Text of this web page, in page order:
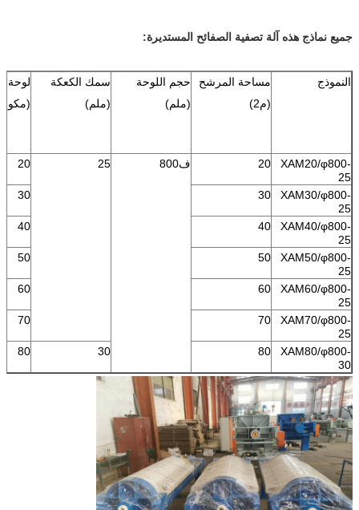
جميع نماذج هذه آلة تصفية الصفائح المستديرة:
النموذج
مساحة المرشح
(م2)
حجم اللوحة
(ملم)
سمك الكعكة
(ملم)
لوحة
XAM20/φ800-
25
20 ف800 25
20
XAM30/φ800-
25
30
30
XAM40/φ800-
25
40
40
XAM50/φ800-
25
50
50
XAM60/φ800-
25
60
60
XAM70/φ800-
25
70
70
XAM80/φ800-
30
80
30
80